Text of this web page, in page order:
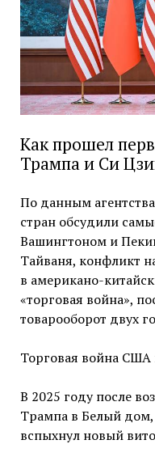
Как прошел
Трампа и Си
По данным
стран обсудили
Вашингтоном и
Тайваня, конфликт
в американо-
«торговая война»,
товарооборот двух
Торговая война США
В 2025 году после
Трампа в Белый
вспыхнул новый